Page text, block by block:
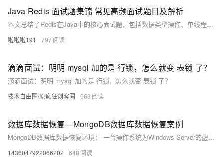
Java Redis 面试题集锦 常见高频面试题目及解析
本文总结了Redis在Java中的核心面试题，包括数据类型操作、单线程高性能原理、键过期策略及分布式锁实现等关键内容。通过Jedis代码示例展示了String、List等数据类型的操作方法，讲解了惰性删除和定期删除相结合的过期策略，并提供了Spring Boot配置Redis过期时间的方案。文章还探讨了缓存穿透、雪崩等问题解决方案，以及基于Redis的分布式锁实现，帮助开发者全面掌握Redis在Java应用中的实践要点。
啦啦啦191 797
滴滴面试：明明 mysql 加的是 行锁，怎么就变 表锁 了？
滴滴面试：明明 mysql 加的是 行锁，怎么就变 表锁 了？
技术自由圈/原疯狂创客圈 663
数据库数据恢复—MongoDB数据库数据恢复案例
MongoDB数据库数据恢复环境： 一台操作系统为Windows Server的虚拟机上部署MongoDB数据库。 MongoDB数据库故障： 工作人员在MongoDB服务仍然开启的情况下将MongoDB数据库文件拷贝到其他分区，数据复制完成后将MongoDB数据库原先所在的分区进行了格式化操作。 结果发现拷贝过去的数据无法使用。管理员又将数据拷贝回原始分区，MongoDB服务仍然无法使用，报错“Windows无法启动MongoDB服务（位于 本地计算机 上）错误1067：进程意外终止。”
1436047922066202 648